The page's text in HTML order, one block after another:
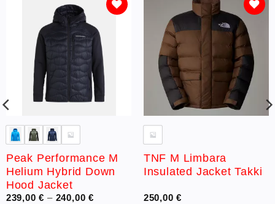
Lisää
toivelistaan
Peak Performance M
Helium Hybrid Down
Hood Jacket
239,00€ – 240,00€ Hintaluokka:
Lisää
toivelistaan
TNF M Limbara
Insulated Jacket Takki
250,00€